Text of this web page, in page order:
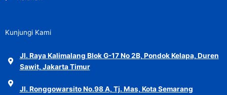
Kunjungi Kami
Jl. Raya Kalimalang Blok G-17 No 2B, Pondok Kelapa, Duren
Sawit, Jakarta Timur
Jl. Ronggowarsito No.98 A, Tj. Mas, Kota Semarang